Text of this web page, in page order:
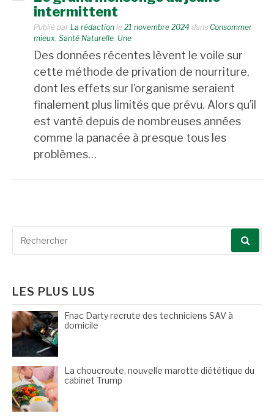
intermittent
Publié par La rédaction le 21 novembre 2024 dans Consommer
mieux, Santé Naturelle, Une
Des données récentes lèvent le voile sur
cette méthode de privation de nourriture,
dont les effets sur l’organisme seraient
finalement plus limités que prévu. Alors qu’il
est vanté depuis de nombreuses années
comme la panacée à presque tous les
problèmes…
Recherche
LES PLUS LUS
Fnac Darty recrute des techniciens SAV à
domicile
La choucroute, nouvelle marotte diététique du
cabinet Trump